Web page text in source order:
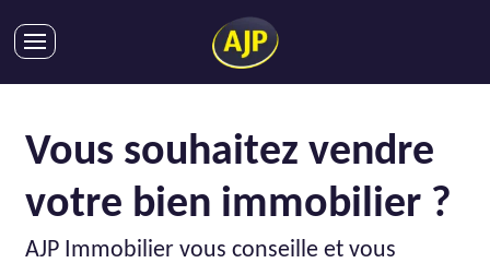
VENTES
LOCATIONS
GESTION LOCATIVE
SYNDIC
Vous souhaitez vendre
votre bien immobilier ?
AJP Immobilier vous conseille et vous